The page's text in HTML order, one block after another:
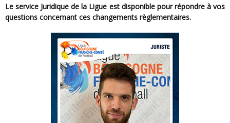
Le service Juridique de la Ligue est disponible pour répondre à vos
questions concernant ces changements règlementaires.